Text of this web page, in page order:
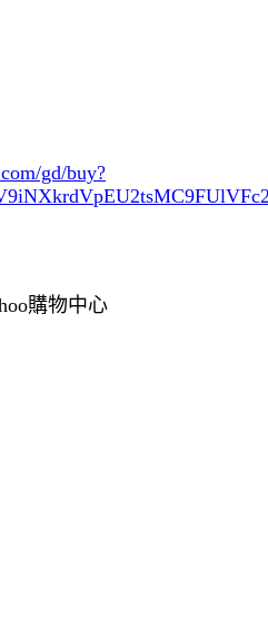
gd/buy?
購物中心